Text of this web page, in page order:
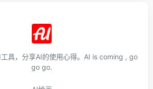
具，分享AI的使用心得。AI is coming , go
go go.